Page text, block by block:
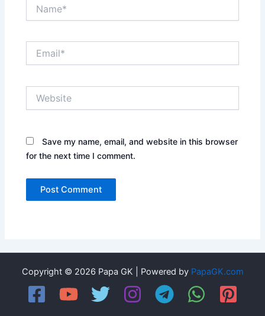
Save my name, email, and website in this browser
for the next time I comment.
Copyright © 2026 Papa GK | Powered by PapaGK.com